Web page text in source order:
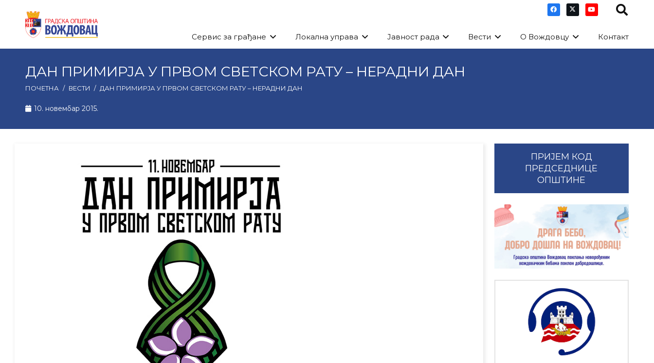
Сервис за грађане Локална управа Јавност рада Вести О Вождовцу Контакт
ДАН ПРИМИРЈА У ПРВОМ СВЕТСКОМ РАТУ – НЕРАДНИ ДАН
ПОЧЕТНА / ВЕСТИ / ДАН ПРИМИРЈА У ПРВОМ СВЕТСКОМ РАТУ – НЕРАДНИ ДАН
10. новембар 2015.
ПРИЈЕМ КОД
ПРЕДСЕДНИЦЕ
ОПШТИНЕ